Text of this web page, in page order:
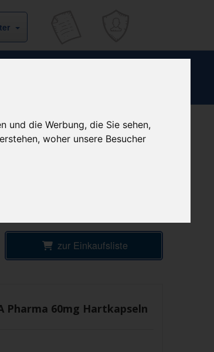
und die Werbung, die Sie sehen,
woher unsere Besucher
kein Versand - nur Botenlieferung oder
zur Einkaufsliste
Pharma 60mg Hartkapseln